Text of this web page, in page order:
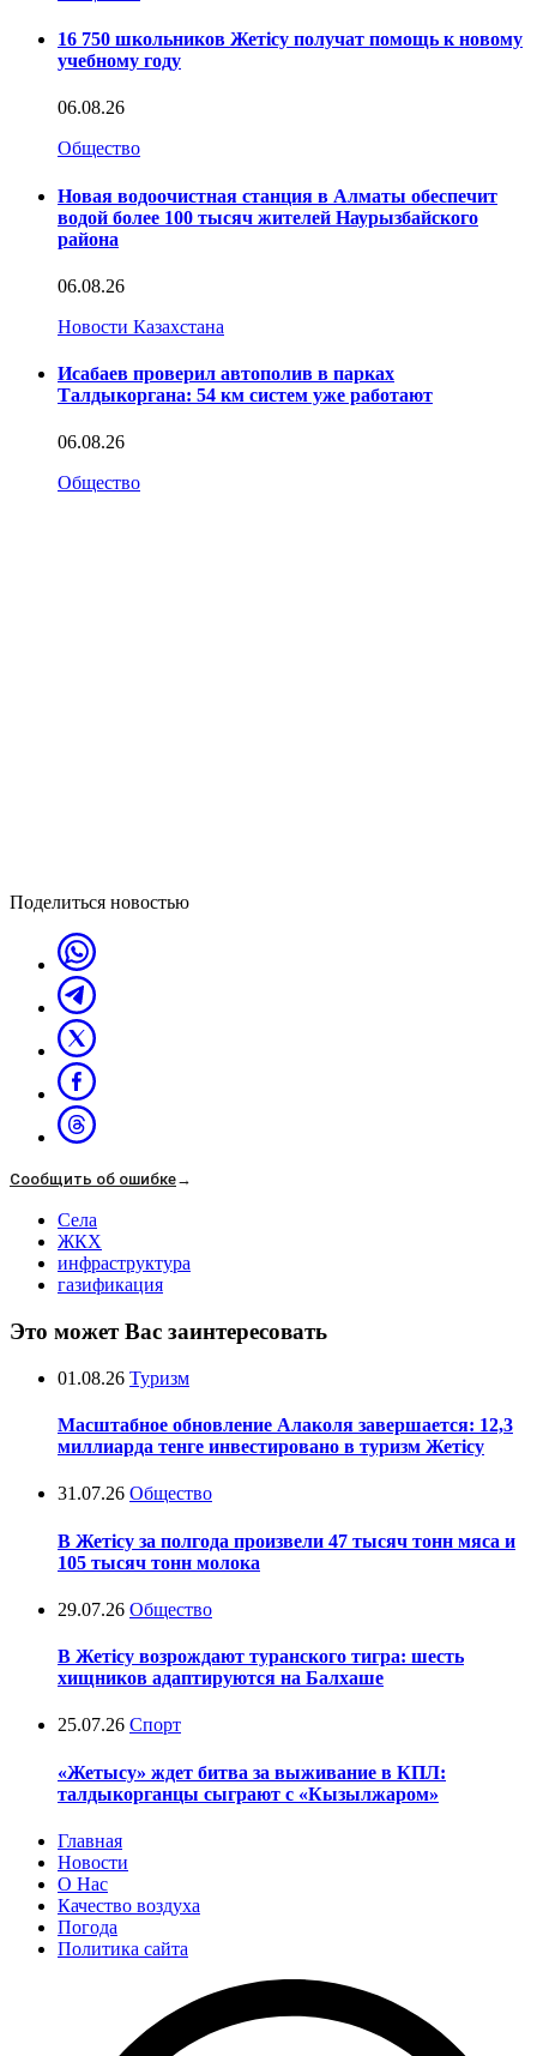
16 750 школьников Жетісу получат помощь к новому
учебному году
06.08.26
Общество
Новая водоочистная станция в Алматы обеспечит
водой более 100 тысяч жителей Наурызбайского
района
06.08.26
Новости Казахстана
Исабаев проверил автополив в парках
Талдыкоргана: 54 км систем уже работают
06.08.26
Общество
Поделиться новостью
Сообщить об ошибке→
Села
ЖКХ
инфраструктура
газификация
Это может Вас заинтересовать
01.08.26 Туризм
Масштабное обновление Алаколя завершается: 12,3
миллиарда тенге инвестировано в туризм Жетісу
31.07.26 Общество
В Жетісу за полгода произвели 47 тысяч тонн мяса и
105 тысяч тонн молока
29.07.26 Общество
В Жетісу возрождают туранского тигра: шесть
хищников адаптируются на Балхаше
25.07.26 Спорт
«Жетысу» ждет битва за выживание в КПЛ:
талдыкорганцы сыграют с «Кызылжаром»
Главная
Новости
О Нас
Качество воздуха
Погода
Политика сайта